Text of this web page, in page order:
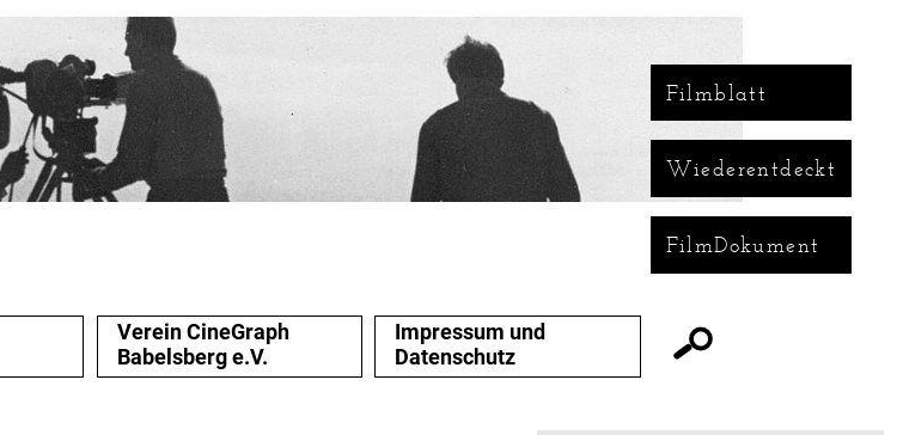
Filmblatt
Wiederentdeckt
FilmDokument
Verein CineGraph
Babelsberg e.V.
Impressum und
Datenschutz